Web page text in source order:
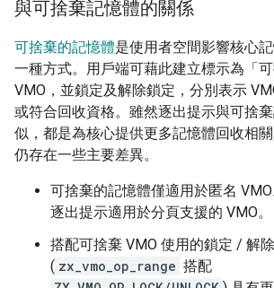
與可捨棄記憶體的關係
可捨棄的記憶體是使用者空間影響核心
一種方式。用戶端可藉此建立標示為「
VMO，並鎖定及解除鎖定，分別表示
或符合回收資格。雖然逐出提示與可捨
似，都是為核心提供更多記憶體回收相
仍存在一些主要差異。
可捨棄的記憶體僅適用於匿名
逐出提示適用於分頁支援的 VMO。
搭配可捨棄 VMO 使用的鎖定 / 解
( zx_vmo_op_range 搭配